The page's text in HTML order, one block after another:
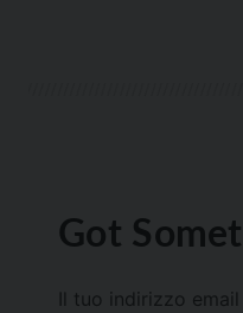
Got
Il tuo indirizzo